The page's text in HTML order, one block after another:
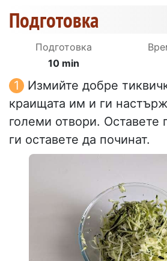
Подготовка
Подготовка
10 min
Измийте добре
краищата им и ги
големи отвори. Оставете
ги оставете да починат.